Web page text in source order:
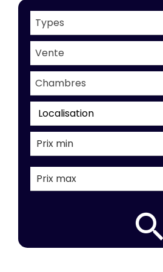
Types
Vente
Chambres
Localisation